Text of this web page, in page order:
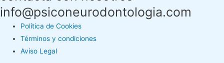
info@psiconeurodontologia.com
Política de Cookies
Términos y condiciones
Aviso Legal